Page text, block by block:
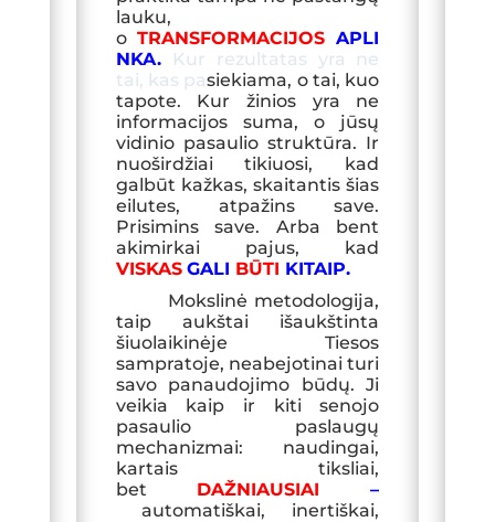
lauku,
o TRANSFORMACIJOSAPLI
NKA. Kur rezultatas yra ne
tai, kas pasiekiama, o tai, kuo
tapote. Kur žinios yra ne
informacijos suma, o jūsų
vidinio pasaulio struktūra. Ir
nuoširdžiai tikiuosi, kad
galbūt kažkas, skaitantis šias
eilutes, atpažins save.
Prisimins save. Arba bent
akimirkai pajus, kad
VISKAS GALI BŪTI KITAIP.
Mokslinė metodologija,
taip aukštai išaukštinta
šiuolaikinėje Tiesos
sampratoje, neabejotinai turi
savo panaudojimo būdų. Ji
veikia kaip ir kiti senojo
pasaulio paslaugų
mechanizmai: naudingai,
kartais tiksliai,
bet DAŽNIAUSIAI–
automatiškai, inertiškai,